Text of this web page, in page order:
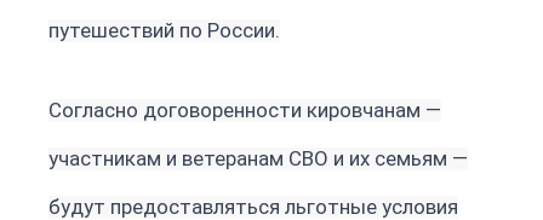
путешествий по России.
Согласно договоренности кировчанам —
участникам и ветеранам СВО и их семьям —
будут предоставляться льготные условия